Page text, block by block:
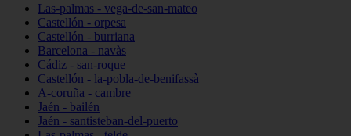
Las-palmas - vega-de-san-mateo
Castellón - orpesa
Castellón - burriana
Barcelona - navàs
Cádiz - san-roque
Castellón - la-pobla-de-benifassà
A-coruña - cambre
Jaén - bailén
Jaén - santisteban-del-puerto